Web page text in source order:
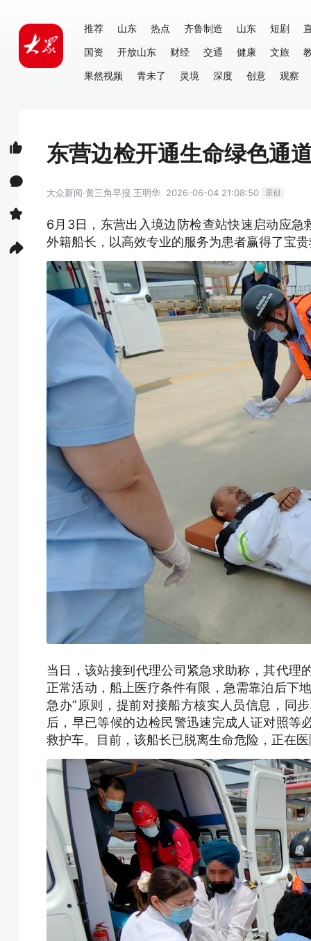
推荐 山东 热点 齐鲁制造 山东 短剧
国资
开放山东 财经 交通 健康 文旅
果然视频
青未了 灵境 深度 创意 观察
东营边检开通生命绿色通
大众新闻·黄三角早报 王明华 2026-06-04 21:08:50 原创
6月3日，东营出入境边防检查站快速启动应急
外籍船长，以高效专业的服务为患者赢得了宝
当日，该站接到代理公司紧急求助称，其代理
正常活动，船上医疗条件有限，急需靠泊后下
急办”原则，提前对接船方核实人员信息，同
后，早已等候的边检民警迅速完成人证对照等
救护车。目前，该船长已脱离生命危险，正在